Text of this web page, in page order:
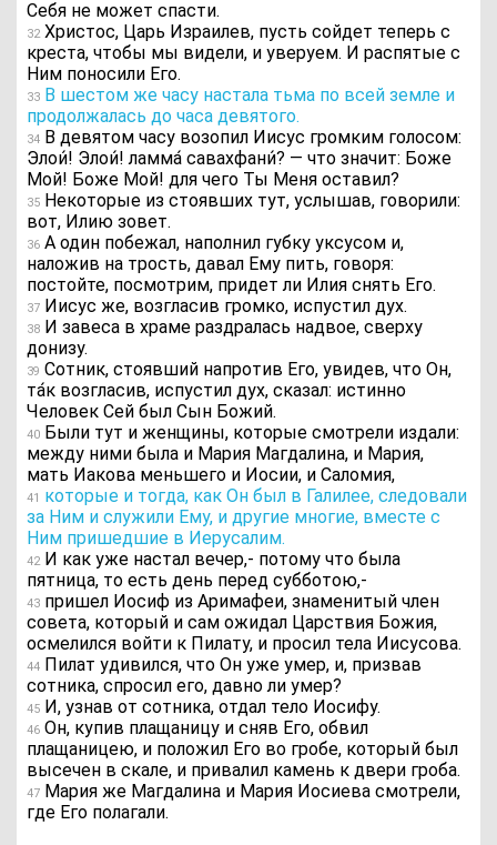
Себя не может спасти.
32Христос, Царь Израилев, пусть сойдет теперь с
креста, чтобы мы видели, и уверуем. И распятые с
Ним поносили Его.
33 В шестом же часу настала тьма по всей земле и
продолжалась до часа девятого.
34 В девятом часу возопил Иисус громким голосом:
Элои́! Элои́! ламма́ савахфани́? — что значит: Боже
Мой! Боже Мой! для чего Ты Меня оставил?
35 Некоторые из стоявших тут, услышав, говорили:
вот, Илию зовет.
36 А один побежал, наполнил губку уксусом и,
наложив на трость, давал Ему пить, говоря:
постойте, посмотрим, придет ли Илия снять Его.
37 Иисус же, возгласив громко, испустил дух.
38 И завеса в храме раздралась надвое, сверху
донизу.
39 Сотник, стоявший напротив Его, увидев, что Он,
та́к возгласив, испустил дух, сказал: истинно
Человек Сей был Сын Божий.
40 Были тут и женщины, которые смотрели издали:
между ними была и Мария Магдалина, и Мария,
мать Иакова меньшего и Иосии, и Саломия,
41 которые и тогда, как Он был в Галилее, следовали
за Ним и служили Ему, и другие многие, вместе с
Ним пришедшие в Иерусалим.
42И как уже настал вечер,- потому что была
пятница, то есть день перед субботою,-
43 пришел Иосиф из Аримафеи, знаменитый член
совета, который и сам ожидал Царствия Божия,
осмелился войти к Пилату, и просил тела Иисусова.
44 Пилат удивился, что Он уже умер, и, призвав
сотника, спросил его, давно ли умер?
45 И, узнав от сотника, отдал тело Иосифу.
46 Он, купив плащаницу и сняв Его, обвил
плащаницею, и положил Его во гробе, который был
высечен в скале, и привалил камень к двери гроба.
47 Мария же Магдалина и Мария Иосиева смотрели,
где Его полагали.